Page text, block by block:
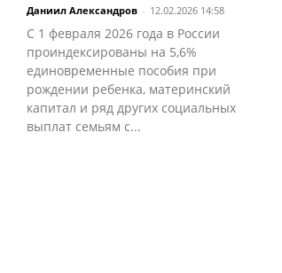
Даниил Александров - 12.02.2026 14:58
С 1 февраля 2026 года в России
проиндексированы на 5,6%
единовременные пособия при
рождении ребенка, материнский
капитал и ряд других социальных
выплат семьям с...